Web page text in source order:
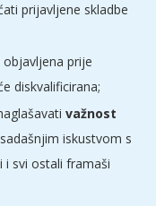
prijavljene skladbe
objavljena prije
diskvalificirana;
važnost
iskustvom s
i svi ostali framaši